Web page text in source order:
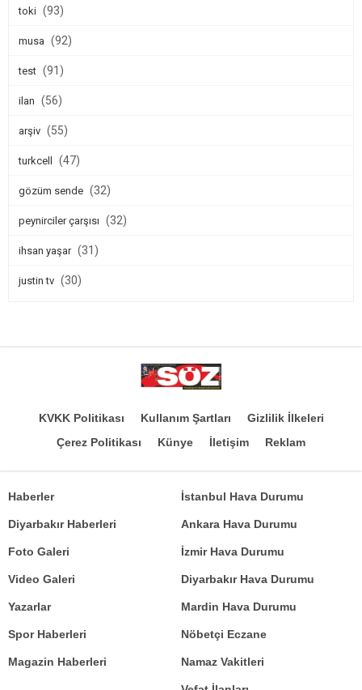
toki (93)
musa (92)
test (91)
ilan (56)
arşiv (55)
turkcell (47)
gözüm sende (32)
peynirciler çarşısı (32)
ihsan yaşar (31)
justin tv (30)
KVKK Politikası Kullanım Şartları
Gizlilik İlkeleri
Çerez Politikası
Künye İletişim Reklam
Haberler
Diyarbakır Haberleri
Foto Galeri
Video Galeri
Yazarlar
İstanbul Hava Durumu
Ankara Hava Durumu
İzmir Hava Durumu
Diyarbakır Hava Durumu
Mardin Hava Durumu
Spor Haberleri
Magazin Haberleri
Nöbetçi Eczane
Namaz Vakitleri